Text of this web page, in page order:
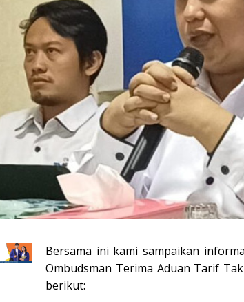
Bersama ini kami sampaikan
Ombudsman Terima Aduan Tarif
berikut: